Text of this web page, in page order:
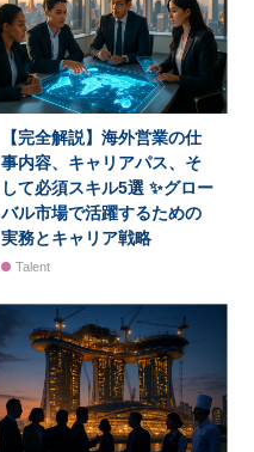
【完全解説】海外営業の仕
事内容、キャリアパス、そ
して必須スキル5選 ✨グロー
バル市場で活躍するための
実務とキャリア戦略
Talent